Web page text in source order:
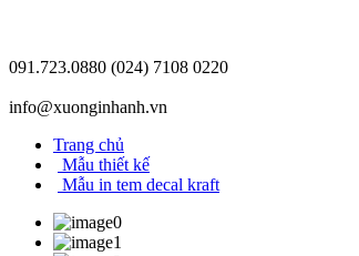
091.723.0880 (024) 7108 0220
info@xuonginhanh.vn
Trang chủ
Mẫu thiết kế
Mẫu in tem decal kraft